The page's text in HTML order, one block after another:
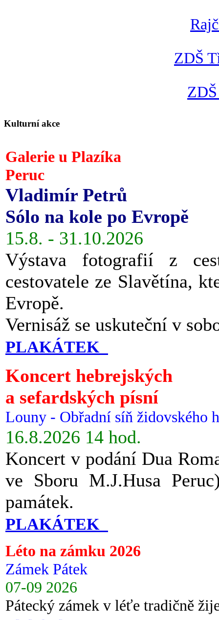
ZDŠ
Kulturní akce
Galerie u Plazíka
Peruc
Vladimír Petrů
Sólo na kole po Evropě
15.8. - 31.10.2026
Výstava fotografií z
cestovatele ze Slavětína,
Evropě.
Vernisáž se uskuteční v
PLAKÁTEK
Koncert hebrejských
a sefardských písní
Louny - Obřadní síň židovského
16.8.2026 14 hod.
Koncert v podání Dua
ve Sboru M.J.Husa
památek.
PLAKÁTEK
Léto na zámku 2026
Zámek Pátek
07-09 2026
Pátecký zámek v léťe tradičně